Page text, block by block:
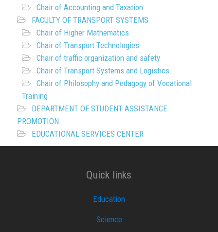
Chair of Accounting and Taxation
FACULTY OF TRANSPORT SYSTEMS
Chair of Higher Mathematics
Chair of Transport Technologies
Chair of traffic organization and safety
Chair of Transport Systems and Logistics
Chair of Philosophy and Pedagogy of Vocational
Training
DEPARTMENT OF STUDENT ASSISTANCE
PROMOTION
EDUCATIONAL SERVICES CENTER
Quick links
Education
Science